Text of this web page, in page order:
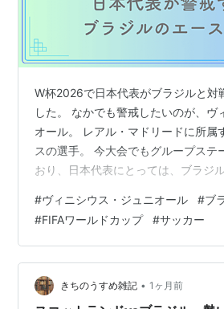
W杯2026で日本代表がブラジルと対
した。 なかでも警戒したいのが、ヴ
オール。 レアル・マドリードに所属
スの選手。 今大会でもグループステ
おり、日本代表にとっては、ブラジ
ィニシウス・ジュニオールのプロフ
イル、日本代表が警戒すべきポイン
介します。 ヴィニシウス・ジュニオ
2026でブラジル代表をけん引 ヴィ
ルは何がすごい？ スピードに乗った
らゴール前に入る動き 大舞台…
#ヴィニシウス・ジュニオール #ブ
#FIFAワールドカップ #サッカー
きちのうすめ雑記 • 1ヶ月前